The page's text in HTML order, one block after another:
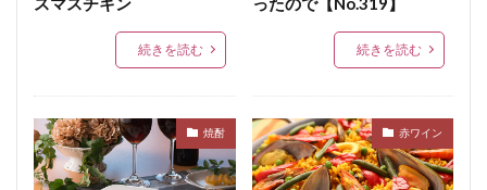
人工ケーシング
スイスクラブソーセージ
ワンタン包み揚げ
ごきげんテレビ
お客様の声スモーク・エース
柚子こしょう
ショルダーベーコン
日本農林規格
ジルツブルスト
続きを読む 続きを読む
焼酎 赤ワイン